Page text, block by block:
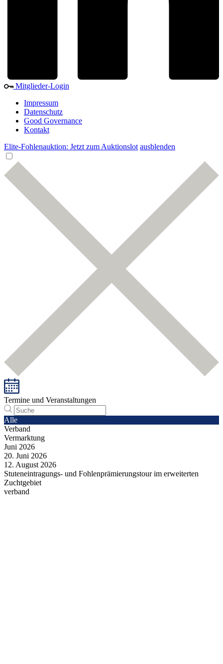
Mitglieder-Login
Impressum
Datenschutz
Good Governance
Kontakt
Elite-Fohlenauktion: Jetzt zum Auktionslot ausblenden
Termine und Veranstaltungen
Alle
Verband
Vermarktung
Juni 2026
20. Juni 2026
12. August 2026
Stuteneintragungs- und Fohlenprämierungstour im erweiterten
Zuchtgebiet
verband